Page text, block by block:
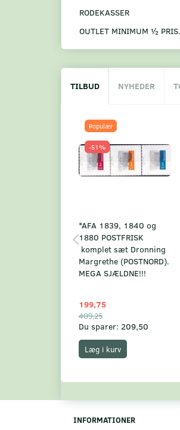
RODEKASSER
OUTLET MINIMUM ½ PRIS.
TILBUD NYHEDER
Populær
-51%
*AFA 1839, 1840 og
1880 POSTFRISK
komplet sæt Dronning
Margrethe (POSTNORD).
MEGA SJÆLDNE!!!
199,75
409,25
Du sparer: 209,50
Læg i kurv
INFORMATIONER